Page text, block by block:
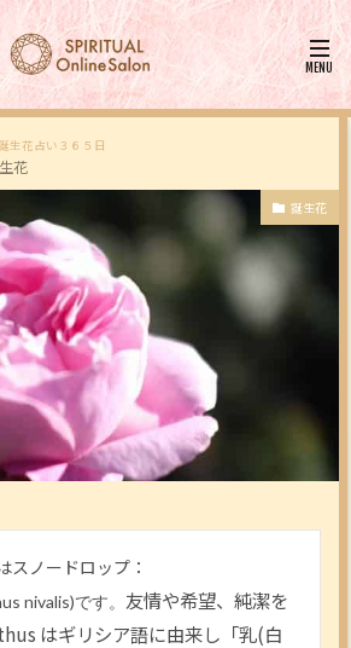
生花占い３６５日
花
誕生花
スノードロップ：
nivalis)です。 友情や希望、純潔を
はギリシア語に由来し「乳(白